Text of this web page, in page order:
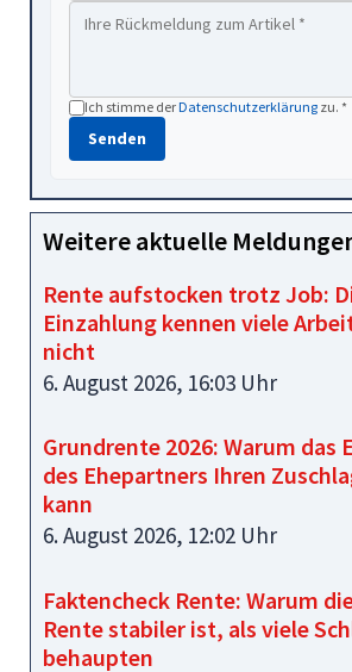
Ich stimme derDatenschutzerklärung zu. *
Senden
Weitere aktuelle
Rente aufstocken trotz Job:
Einzahlung kennen viele
nicht
6. August 2026, 16:03 Uhr
Grundrente 2026: Warum das
des Ehepartners Ihren
kann
6. August 2026, 12:02 Uhr
Faktencheck Rente: Warum
Rente stabiler ist, als viele
behaupten